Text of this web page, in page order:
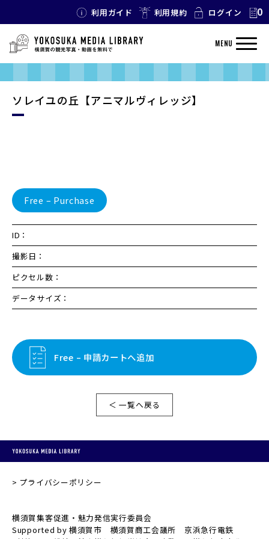
利用ガイド 利用規約 ログイン 0
MENU
ソレイユの丘【アニマルヴィレッジ】
Free – Purchase
ID：
撮影日：
ピクセル数：
データサイズ：
Free – 申請カートへ追加
＜ 一覧へ戻る
プライバシーポリシー
横須賀集客促進・魅力発信実行委員会
Supported by 横須賀市 横須賀商工会議所 京浜急行電鉄